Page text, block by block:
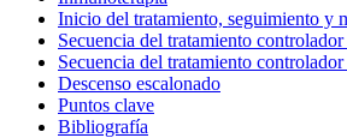
Inicio del tratamiento, seguimiento y
Secuencia del tratamiento
Secuencia del tratamiento
Descenso escalonado
Puntos clave
Bibliografía